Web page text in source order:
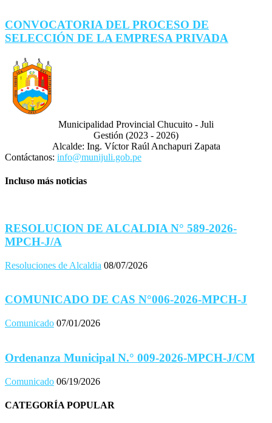
CONVOCATORIA DEL PROCESO DE
SELECCIÓN DE LA EMPRESA PRIVADA
Municipalidad Provincial Chucuito - Juli
Gestión (2023 - 2026)
Alcalde: Ing. Víctor Raúl Anchapuri Zapata
Contáctanos: info@munijuli.gob.pe
Incluso más noticias
RESOLUCION DE ALCALDIA N° 589-2026-
MPCH-J/A
Resoluciones de Alcaldia 08/07/2026
COMUNICADO DE CAS N°006-2026-MPCH-J
Comunicado 07/01/2026
Ordenanza Municipal N.° 009-2026-MPCH-J/CM
Comunicado 06/19/2026
CATEGORÍA POPULAR